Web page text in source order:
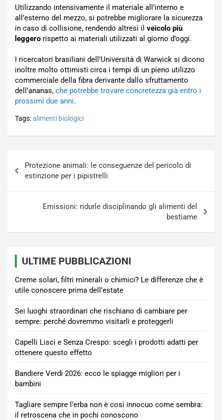
Utilizzando intensivamente il materiale all’interno e
all’esterno del mezzo, si potrebbe migliorare la sicurezza
in caso di collisione, rendendo altresì il veicolo più
leggero rispetto ai materiali utilizzati al giorno d’oggi.
I ricercatori brasiliani dell’Università di Warwick si dicono
inoltre molto ottimisti circa i tempi di un pieno utilizzo
commerciale della fibra derivante dallo sfruttamento
dell’ananas, che potrebbe trovare concretezza già entro i
prossimi due anni.
Tags:alimenti biologici
articoli
Protezione animali: le conseguenze del pericolo di
estinzione per i pipistrelli
Emissioni: ridurle disciplinando gli alimenti del
bestiame
ULTIME PUBBLICAZIONI
Creme solari, filtri minerali o chimici? Le differenze che è
utile conoscere prima dell’estate
Sei luoghi straordinari che rischiano di cambiare per
sempre: perché dovremmo visitarli e proteggerli
Capelli Lisci e Senza Crespo: scegli i prodotti adatti per
ottenere questo effetto
Bandiere Verdi 2026: ecco le spiagge migliori per i
bambini
Tagliare sempre l’erba non è così innocuo come sembra:
il retroscena che in pochi conoscono